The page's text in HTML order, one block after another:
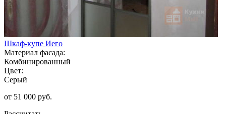
Шкаф-купе Иего
Материал фасада:
Комбинированный
Цвет:
Серый
от 51 000 руб.